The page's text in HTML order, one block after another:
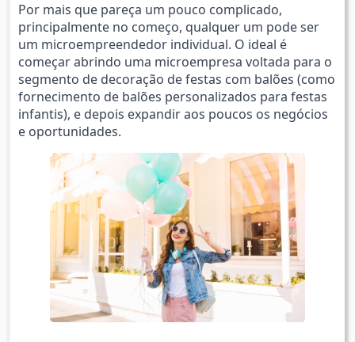
Por mais que pareça um pouco complicado,
principalmente no começo, qualquer um pode ser
um microempreendedor individual. O ideal é
começar abrindo uma microempresa voltada para o
segmento de decoração de festas com balões (como
fornecimento de balões personalizados para festas
infantis), e depois expandir aos poucos os negócios
e oportunidades.